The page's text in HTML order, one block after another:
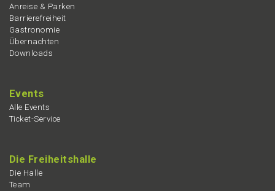
Anrei­se & Parken
Barrie­re­frei­heit
Gastro­no­mie
Übernach­ten
Downloads
Events
Alle Events
Ticket-Service
Die Freiheits­hal­le
Die Halle
Team